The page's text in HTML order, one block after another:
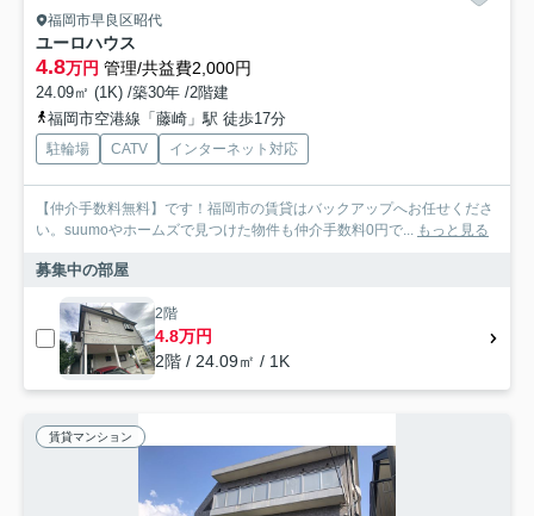
福岡市早良区昭代
ユーロハウス
4.8万円 管理/共益費2,000円
24.09㎡ (1K) /築30年 /2階建
福岡市空港線「藤崎」駅 徒歩17分
駐輪場 CATV インターネット対応
【仲介手数料無料】です！福岡市の賃貸はバックアップへお任せくださ
い。suumoやホームズで見つけた物件も仲介手数料0円で... もっと見る
募集中の部屋
2階
4.8万円
2階 / 24.09㎡ / 1K
賃貸マンション